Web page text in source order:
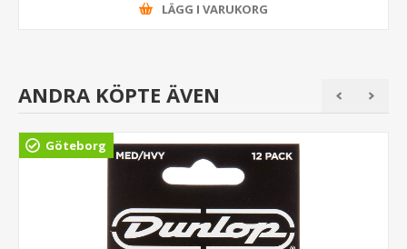
LÄGG I VARUKORG
ANDRA KÖPTE ÄVEN
Göteborg